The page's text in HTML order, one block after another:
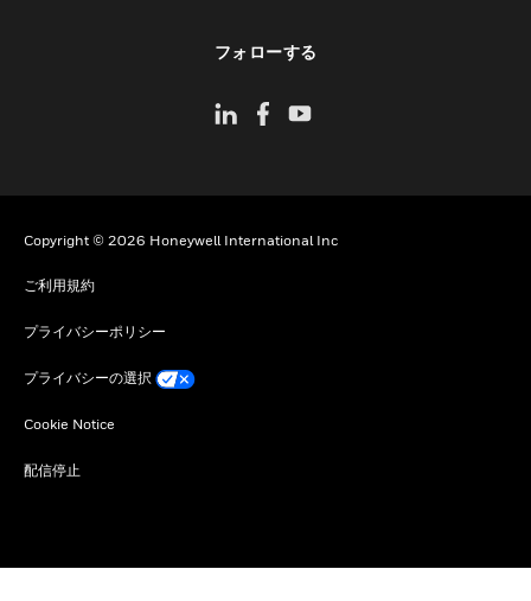
フォローする
Copyright © 2026 Honeywell International Inc
ご利用規約
プライバシーポリシー
プライバシーの選択
Cookie Notice
配信停止